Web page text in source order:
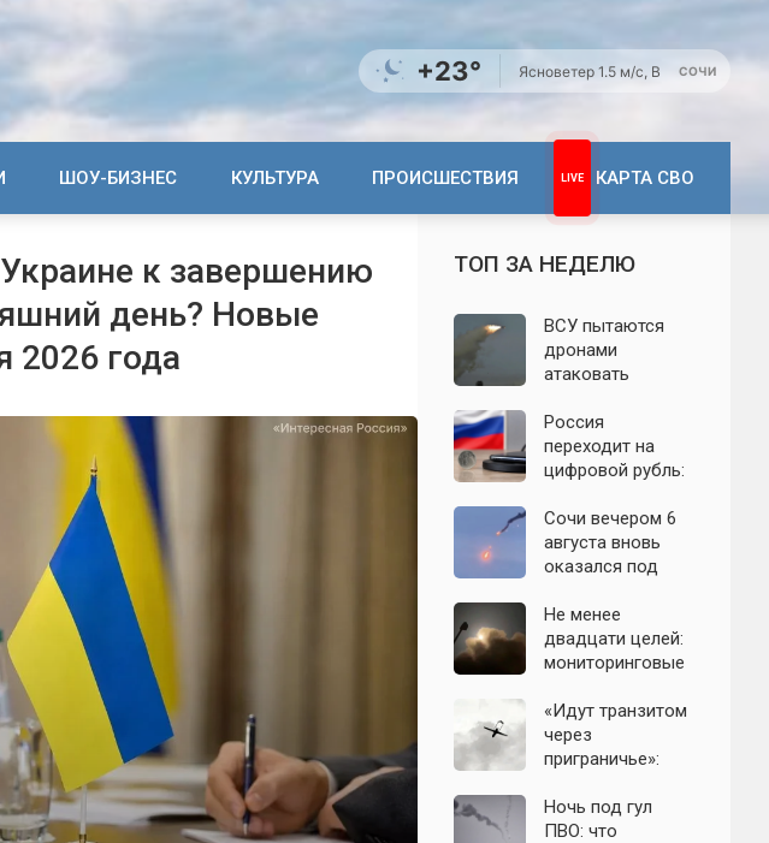
+23° Ясноветер 1.5 м/с, В СОЧИ
ШОУ-БИЗНЕС КУЛЬТУРА ПРОИСШЕСТВИЯ КАРТА СВО
к завершению
день? Новые
2026 года
ТОП ЗА НЕДЕЛЮ
ВСУ пытаются
дронами
атаковать
Крыма: свежие
подробности
налёта на
06.08.2026
Россия
переходит на
цифровой рубль:
систему сравнили
с моделью СССР
Сочи вечером 6
августа вновь
оказался под
беспилотников
Не менее
двадцати целей:
мониторинговые
сообщили о
группе БПЛА на
подлёте к
«Идут транзитом
через
приграничье»:
точки запуска
дронов ВСУ по
Ночь под гул
ПВО: что